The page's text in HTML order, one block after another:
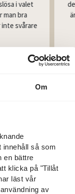
Om
innehåll så som
en bättre
klicka på "Tillåt
läst vår
av
i valet
man bra
svårare